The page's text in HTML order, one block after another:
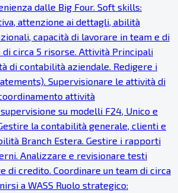
dalle Big Four. Soft skills:
attenzione ai dettagli, abilità
capacità di lavorare in team e di
di circa 5 risorse. Attività Principali
di contabilità aziendale. Redigere i
Supervisionare le attività di
attività
su modelli F24, Unico e
la contabilità generale, clienti e
Branch Estera. Gestire i rapporti
Analizzare e revisionare testi
di credito. Coordinare un team di circa
a WASS Ruolo strategico: